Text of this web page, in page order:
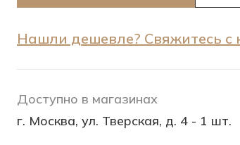
Нашли дешевле? Свяжитесь с
Доступно в магазинах
г. Москва, ул. Тверская, д. 4 - 1 шт.